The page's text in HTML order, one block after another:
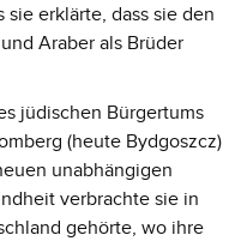
sie erklärte, dass sie den
Araber als Brüder
jüdischen Bürgertums
(heute Bydgoszcz)
unabhängigen
verbrachte sie in
gehörte, wo ihre